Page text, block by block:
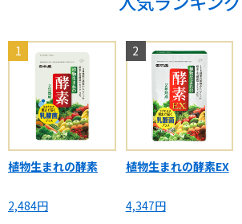
1
植物生まれの酵素
2,484円
2
植物生まれの酵素EX
4,347円